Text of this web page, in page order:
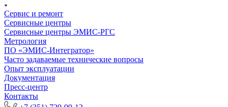
Сервис и ремонт
Сервисные центры
Сервисные центры ЭМИС-РГС
Метрология
ПО «ЭМИС-Интегратор»
Часто задаваемые технические вопросы
Опыт эксплуатации
Документация
Пресс-центр
Контакты